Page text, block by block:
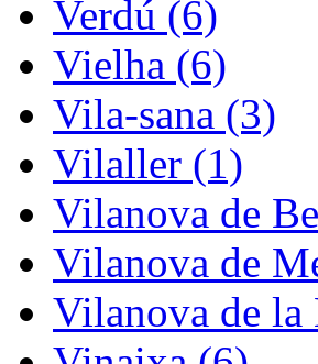
Verdú (6)
Vielha (6)
Vila-sana (3)
Vilaller (1)
Vilanova de
Vilanova de
Vilanova de la